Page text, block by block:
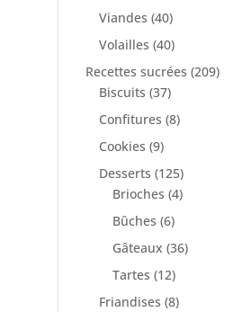
Viandes (40)
Volailles (40)
Recettes sucrées (209)
Biscuits (37)
Confitures (8)
Cookies (9)
Desserts (125)
Brioches (4)
Bûches (6)
Gâteaux (36)
Tartes (12)
Friandises (8)